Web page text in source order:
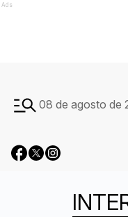
Ads
08 de agosto de